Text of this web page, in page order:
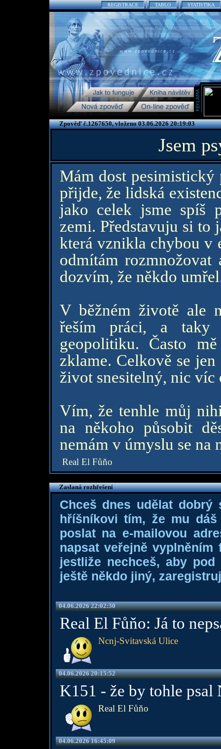
REGISTRACE TABLO STATISTIKA
Zpověď č.1267650, vloženo 03.06.2026 20:19:03
Jsem
Mám dost
přijde, že lidská
jako celek jsme spíš
zemi. Představuju si to
která vznikla chybou v
odmítám
dozvím, že někdo
V běžném životě ale
řeším práci, a taky
geopolitiku. Často
zklame. Celkově se
život snesitelný, nic víc
Vím, že tenhle můj
na někoho působit
nemám v úmyslu se na
Real El Fůňo
Zaslaná rozhřešení
Chceš dnes udělat dobrý
hříšníkovi tím, že mu
poslat na e-mailovou
napsat veřejně
jestliže nechceš, aby
ještě někdo jiný,
04.06.2026 22:02:30
Real El Fůňo: Já to
Ncnj-Svitavská Ulice
04.06.2026 20:15:52
K151 - že by tohle psal
Real El Fůňo
04.06.2026 16:45:09